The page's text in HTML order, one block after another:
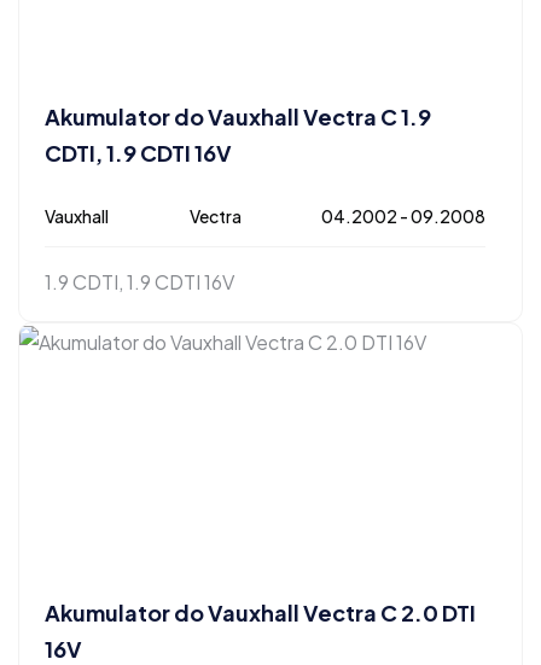
Akumulator do Vauxhall Vectra C 1.9
CDTI, 1.9 CDTI 16V
Vauxhall Vectra 04.2002 - 09.2008
1.9 CDTI, 1.9 CDTI 16V
Akumulator do Vauxhall Vectra C 2.0 DTI
16V